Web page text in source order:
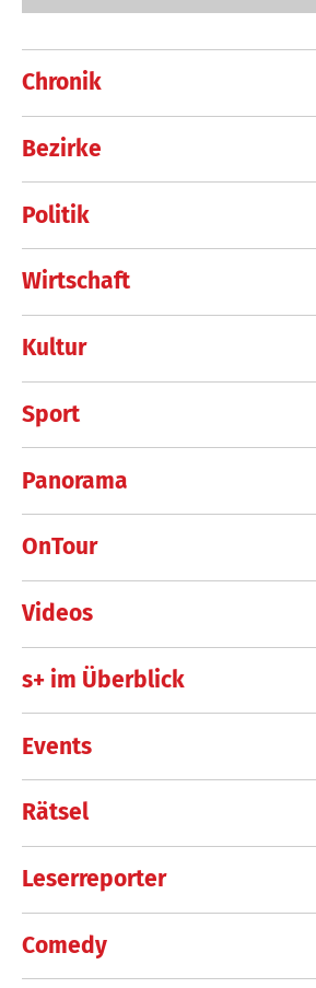
Chronik
Bezirke
Politik
Wirtschaft
Kultur
Sport
Panorama
OnTour
Videos
s+ im Überblick
Events
Rätsel
Leserreporter
Comedy